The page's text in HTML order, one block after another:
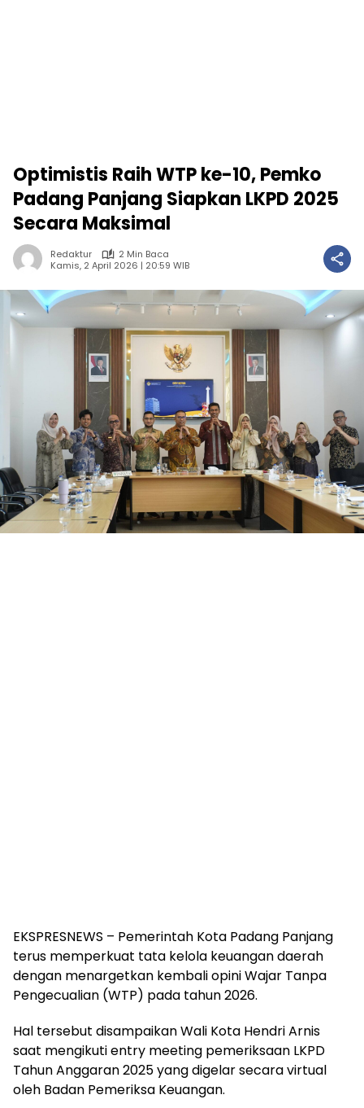
Optimistis Raih WTP ke-10, Pemko
Padang Panjang Siapkan LKPD 2025
Secara Maksimal
Redaktur
2 Min Baca
Kamis, 2 April 2026 | 20:59 WIB
EKSPRESNEWS – Pemerintah Kota Padang Panjang
terus memperkuat tata kelola keuangan daerah
dengan menargetkan kembali opini Wajar Tanpa
Pengecualian (WTP) pada tahun 2026.
Hal tersebut disampaikan Wali Kota Hendri Arnis
saat mengikuti entry meeting pemeriksaan LKPD
Tahun Anggaran 2025 yang digelar secara virtual
oleh Badan Pemeriksa Keuangan.